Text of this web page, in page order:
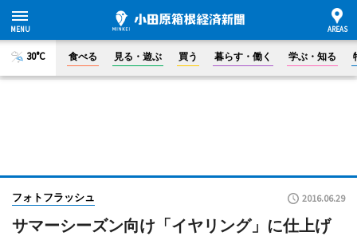
30°C 食べる 見る・遊ぶ 買う 暮らす・働く 学ぶ・知る
フォトフラッシュ 2016.06.29
サマーシーズン向け「イヤリング」に仕上げ